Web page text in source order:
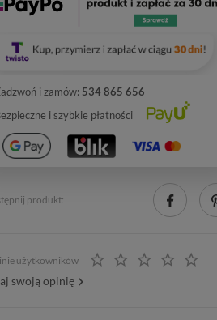
i zamów: 534 865 656
i szybkie płatności
produkt:
użytkowników
swoją opinię